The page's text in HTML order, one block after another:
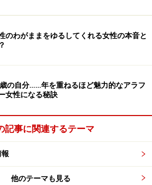
のわがままをゆるしてくれる女性の本音と
の自分……年を重ねるほど魅力的なアラフ
女性になる秘訣
記事に関連するテーマ
他のテーマも見る